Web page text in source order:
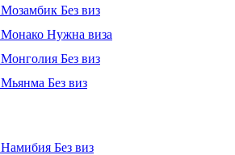
Мозамбик Без виз
Монако Нужна виза
Монголия Без виз
Мьянма Без виз
Намибия Без виз